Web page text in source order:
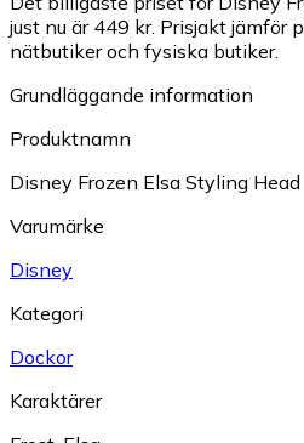
just nu är 449 kr. Prisjakt jämför
nätbutiker och fysiska butiker.
Grundläggande information
Produktnamn
Disney Frozen Elsa Styling Head
Varumärke
Disney
Kategori
Dockor
Karaktärer